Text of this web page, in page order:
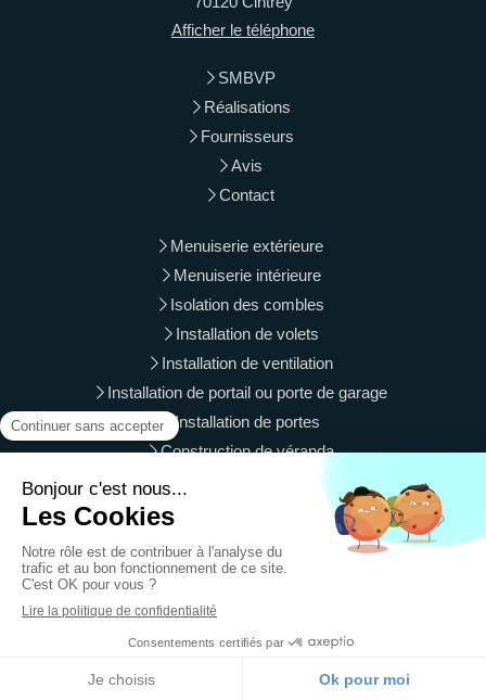
Afficher le téléphone
SMBVP
Réalisations
Fournisseurs
Avis
Contact
Menuiserie extérieure
Menuiserie intérieure
Isolation des combles
Installation de volets
Installation de ventilation
Installation de portail ou porte de garage
Installation de portes
Construction de véranda
Langres, Vesoul, Gray, Luxeuil-les-Bains, Vittel, Is-sur-Tille,
Luré, Le Val-d'Ajol, Besançon, Chaumont, Saint-Vit, Baume-
les-Dames
Mentions légales
Création et référencement du site par Simplébo